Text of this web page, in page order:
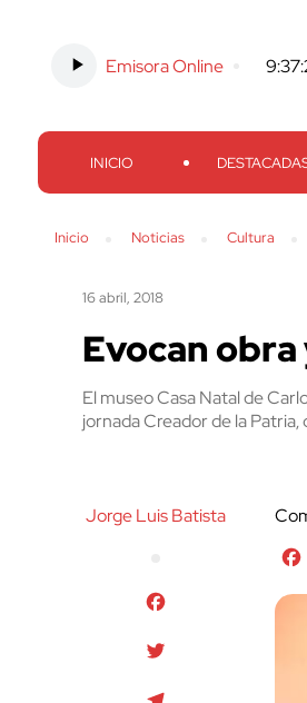
Emisora Online -
INICIO
Inicio Noticias Cultura
16 abril, 2018
Evocan obra
El museo Casa Natal de
jornada Creador de la
Jorge Luis Batista